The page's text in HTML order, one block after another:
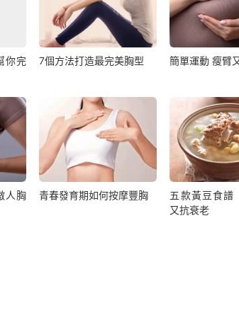
你完
7個方法打造最完美胸型 簡單運動 瘦臂
人胸
青春發育期如何按摩豐胸
五款黃豆食
又抗衰老